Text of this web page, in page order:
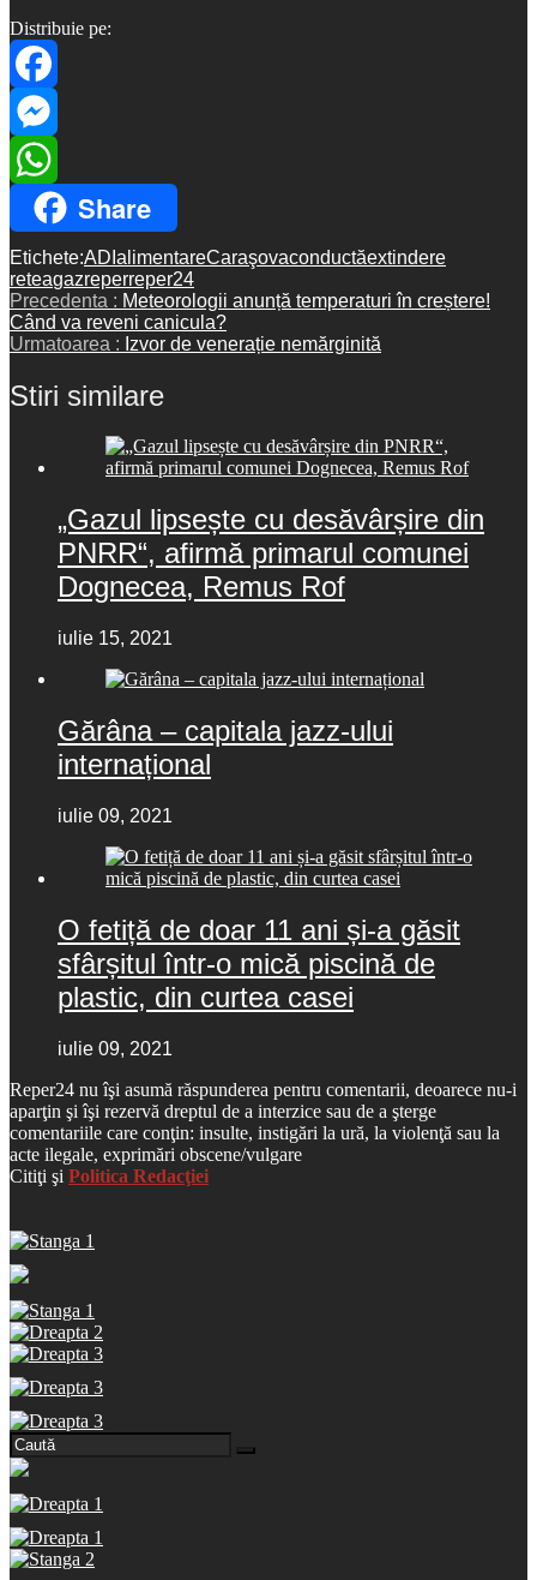
Distribuie pe:
Facebook
Messenger
WhatsAppShare
Etichete:ADI alimentareCaraşovaconductăextindere
reteagazreperreper24
Precedenta : Meteorologii anunță temperaturi în creștere!
Când va reveni canicula?
Urmatoarea : Izvor de venerație nemărginită
Stiri similare
„Gazul lipsește cu desăvârșire din
PNRR“, afirmă primarul comunei
Dognecea, Remus Rof
iulie 15, 2021
Gărâna – capitala jazz-ului
internațional
iulie 09, 2021
O fetiță de doar 11 ani și-a găsit
sfârșitul într-o mică piscină de
plastic, din curtea casei
iulie 09, 2021
Reper24 nu îşi asumă răspunderea pentru comentarii, deoarece nu-i
aparţin şi îşi rezervă dreptul de a interzice sau de a şterge
comentariile care conţin: insulte, instigări la ură, la violenţă sau la
acte ilegale, exprimări obscene/vulgare
Citiţi şi Politica Redacţiei